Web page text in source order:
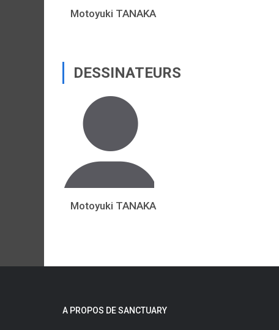
Motoyuki TANAKA
DESSINATEURS
Motoyuki TANAKA
A PROPOS DE SANCTUARY